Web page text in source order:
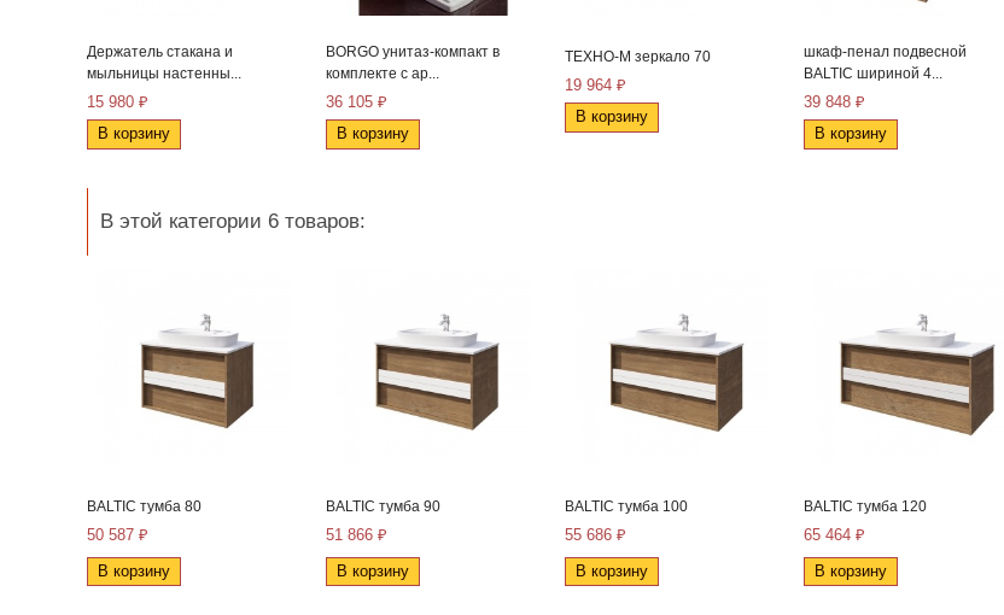
Держатель стакана и
мыльницы настенны...
15 980 ₽
В корзину
BORGO унитаз-компакт в
комплекте с ар...
36 105 ₽
В корзину
ТЕХНО-М зеркало 70
19 964 ₽
В корзину
шкаф-пенал подвесной
BALTIC шириной 4...
39 848 ₽
В корзину
В этой категории 6 товаров:
BALTIC тумба 80
50 587 ₽
В корзину
BALTIC тумба 90
51 866 ₽
В корзину
BALTIC тумба 100
55 686 ₽
В корзину
BALTIC тумба 120
65 464 ₽
В корзину